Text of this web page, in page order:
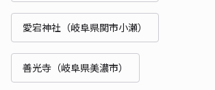
愛宕神社（岐阜県関市小瀬）
善光寺（岐阜県美濃市）